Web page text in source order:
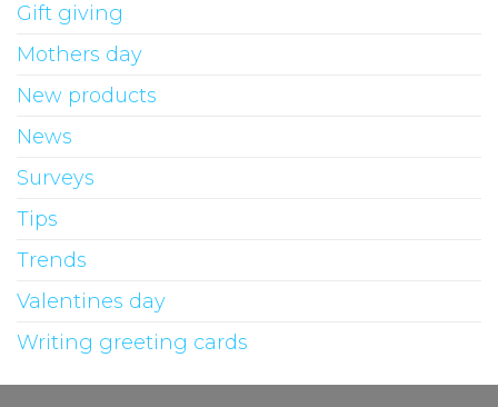
Gift giving
Mothers day
New products
News
Surveys
Tips
Trends
Valentines day
Writing greeting cards